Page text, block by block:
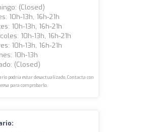
(closed)
10h-13h, 16h-21h
10h-13h, 16h-21h
10h-13h, 16h-21h
10h-13h, 16h-21h
10h-13h
(closed)
podría estar desactualizado. Contacta con
para comprobarlo.